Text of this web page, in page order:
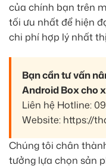
của chính bạn trên
tối ưu nhất để hiện
chi phí hợp lý nhất
Bạn cần tư vấn
Android Box cho
Liên hệ Hotline:
Website: https://
Chúng tôi chân
tưởng lựa chọn sản